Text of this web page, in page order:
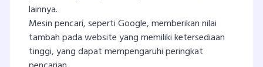
lainnya.
Mesin pencari, seperti Google, memberikan nilai
tambah pada website yang memiliki ketersediaan
tinggi, yang dapat mempengaruhi peringkat